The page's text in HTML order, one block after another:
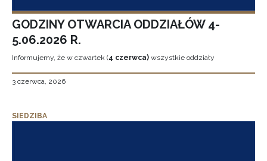
GODZINY OTWARCIA ODDZIAŁÓW 4-
5.06.2026 R.
Informujemy, że w czwartek (4 czerwca) wszystkie oddziały
3 czerwca, 2026
SIEDZIBA